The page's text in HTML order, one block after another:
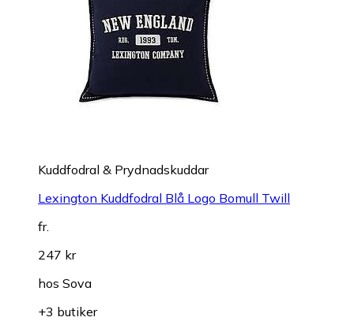
Kuddfodral & Prydnadskuddar
Lexington Kuddfodral Blå Logo Bomull Twill
fr.
247 kr
hos Sova
+3 butiker